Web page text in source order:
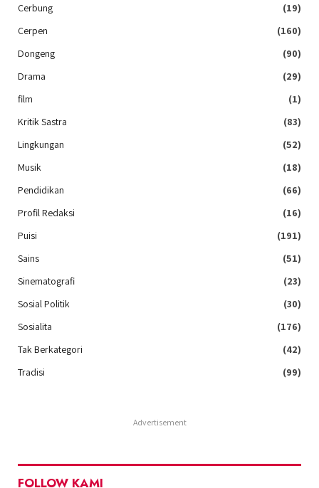
Cerbung
(19)
Cerpen
(160)
Dongeng
(90)
Drama
(29)
film
(1)
Kritik Sastra
(83)
Lingkungan
(52)
Musik
(18)
Pendidikan
(66)
Profil Redaksi
(16)
Puisi
(191)
Sains
(51)
Sinematografi
(23)
Sosial Politik
(30)
Sosialita
(176)
Tak Berkategori
(42)
Tradisi
(99)
Advertisement
FOLLOW KAMI